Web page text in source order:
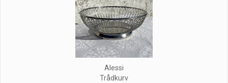
Alessi
Trådkurv